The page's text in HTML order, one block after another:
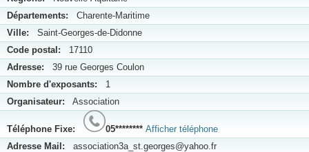
Départements: Charente-Maritime
Ville: Saint-Georges-de-Didonne
Code postal: 17110
Adresse: 39 rue Georges Coulon
Nombre d'exposants: 1
Organisateur: Association
Téléphone Fixe: 05******** Afficher téléphone
Adresse Mail: association3a_st.georges@yahoo.fr